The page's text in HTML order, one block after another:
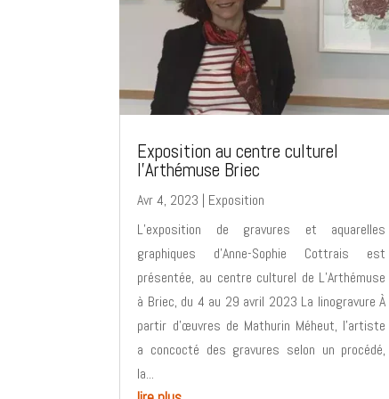
Exposition au centre culturel
l’Arthémuse Briec
Avr 4, 2023 | Exposition
L’exposition de gravures et aquarelles
graphiques d’Anne-Sophie Cottrais est
présentée, au centre culturel de L’Arthémuse
à Briec, du 4 au 29 avril 2023 La linogravure À
partir d’œuvres de Mathurin Méheut, l’artiste
a concocté des gravures selon un procédé,
la...